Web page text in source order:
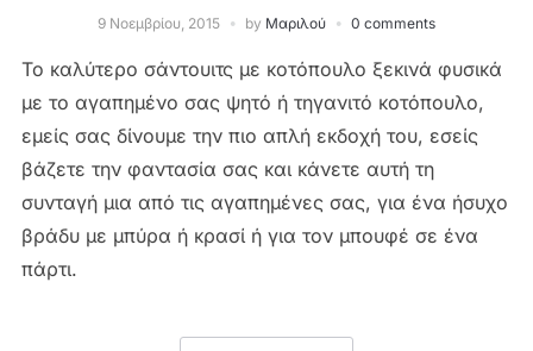
9 Νοεμβρίου, 2015 by Μαριλού 0 comments
Το καλύτερο σάντουιτς με κοτόπουλο ξεκινά φυσικά
με το αγαπημένο σας ψητό ή τηγανιτό κοτόπουλο,
εμείς σας δίνουμε την πιο απλή εκδοχή του, εσείς
βάζετε την φαντασία σας και κάνετε αυτή τη
συνταγή μια από τις αγαπημένες σας, για ένα ήσυχο
βράδυ με μπύρα ή κρασί ή για τον μπουφέ σε ένα
πάρτι.